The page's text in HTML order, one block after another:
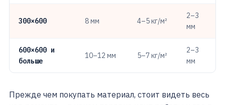
300×600 8 мм 4–5 кг/м²
2–3
мм
600×600 и
больше
10–12 мм 5–7 кг/м²
2–3
мм
Прежде чем покупать материал, стоит видеть весь